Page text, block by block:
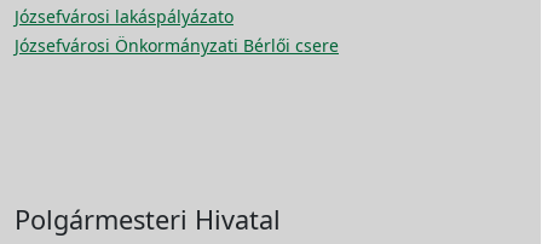
Józsefvárosi lakáspályázato
Józsefvárosi Önkormányzati Bérlői csere
Polgármesteri Hivatal